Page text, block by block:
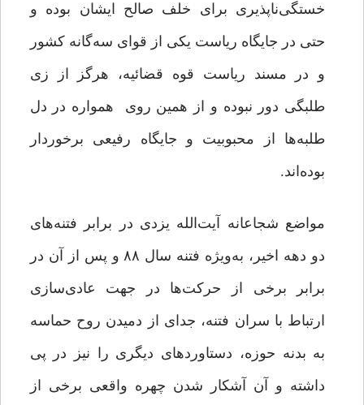
خستگی‌ناپذیری برای خلف صالح ایشان بوده و
حتی در جایگاه ریاست یکی از قوای سه‌گانه کشور
و در مسند ریاست قوه قضائیه، هرگز از زی
طلبگی دور نبوده‌ و از همین روی همواره در دل
طلبه‌ها از محبوبیت و جایگاه رفیعی برخوردار
بوده‌اند.
مواضع شجاعانه آیت‌الله یزدی در برابر فتنه‌های
دو دهه اخیر، به‌ویژه فتنه سال ۸۸ و پس از آن در
برابر برخی از حرکت‌ها در جهت عادی‌سازی
ارتباط با سران فتنه، جدای از دمیدن روح حماسه
به بدنه حوزه، دستاوردهای دیگری را نیز در پی
داشته و آن آشکار شدن چهره واقعی برخی از